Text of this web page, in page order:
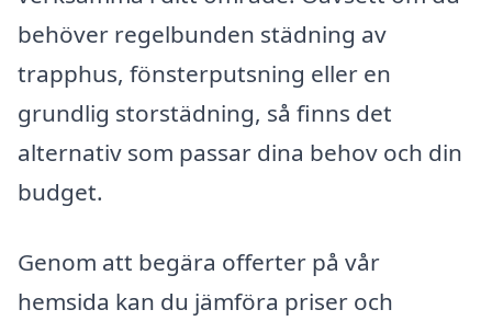
behöver regelbunden städning av
trapphus, fönsterputsning eller en
grundlig storstädning, så finns det
alternativ som passar dina behov och din
budget.
Genom att begära offerter på vår
hemsida kan du jämföra priser och